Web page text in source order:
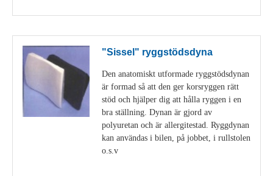
"Sissel" ryggstödsdyna
Den anatomiskt utformade ryggstödsdynan
är formad så att den ger korsryggen rätt
stöd och hjälper dig att hålla ryggen i en
bra ställning. Dynan är gjord av
polyuretan och är allergitestad. Ryggdynan
kan användas i bilen, på jobbet, i rullstolen
o.s.v